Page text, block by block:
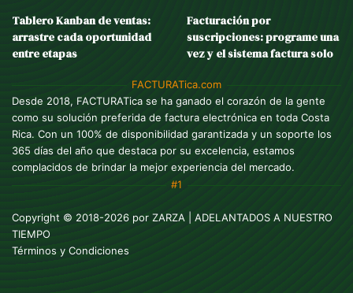
Tablero Kanban de ventas:
arrastre cada oportunidad
entre etapas
Facturación por
suscripciones: programe una
vez y el sistema factura solo
FACTURATica.com
Desde 2018, FACTURATica se ha ganado el corazón de la gente
como su solución preferida de factura electrónica en toda Costa
Rica. Con un 100% de disponibilidad garantizada y un soporte los
365 días del año que destaca por su excelencia, estamos
complacidos de brindar la mejor experiencia del mercado.
#1
Copyright © 2018-2026 por ZARZA | ADELANTADOS A NUESTRO
TIEMPO
Términos y Condiciones